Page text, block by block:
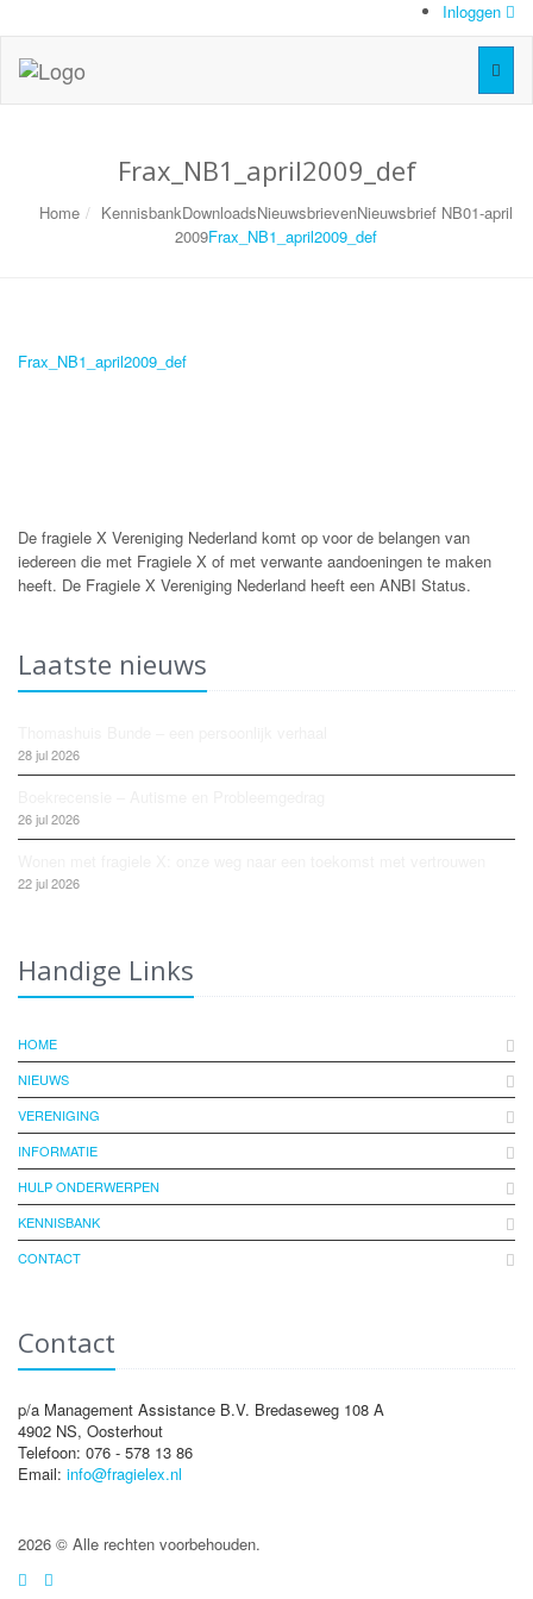
Inloggen
Frax_NB1_april2009_def
Home KennisbankDownloadsNieuwsbrievenNieuwsbrief NB01-april
2009Frax_NB1_april2009_def
Frax_NB1_april2009_def
De fragiele X Vereniging Nederland komt op voor de belangen van
iedereen die met Fragiele X of met verwante aandoeningen te maken
heeft. De Fragiele X Vereniging Nederland heeft een ANBI Status.
Laatste nieuws
28 jul 2026
26 jul 2026
22 jul 2026
Handige Links
HOME
NIEUWS
VERENIGING
INFORMATIE
HULP ONDERWERPEN
KENNISBANK
CONTACT
Contact
p/a Management Assistance B.V. Bredaseweg 108 A
4902 NS, Oosterhout
Telefoon: 076 - 578 13 86
Email: info@fragielex.nl
2026 © Alle rechten voorbehouden.